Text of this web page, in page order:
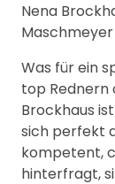
Nena
Was für ein
top Rednern
Brockhaus
sich perfekt
kompetent,
hinterfragt,